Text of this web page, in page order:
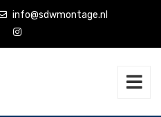
info@sdwmontage.nl